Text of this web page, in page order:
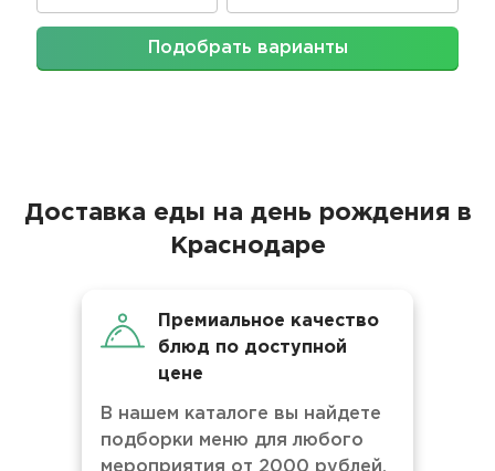
Подобрать варианты
Доставка еды на день рождения в
Краснодаре
Премиальное качество
блюд по доступной
цене
В нашем каталоге вы найдете
подборки меню для любого
мероприятия от 2000 рублей.